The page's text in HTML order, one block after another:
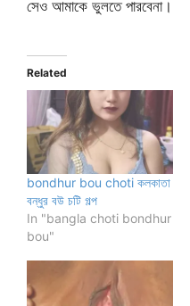
সেও আমাকে ভুলতে পারবেনা।
Related
bondhur bou choti কলকাতা
বন্ধুর বউ চটি গল্প
In "bangla choti bondhur
bou"